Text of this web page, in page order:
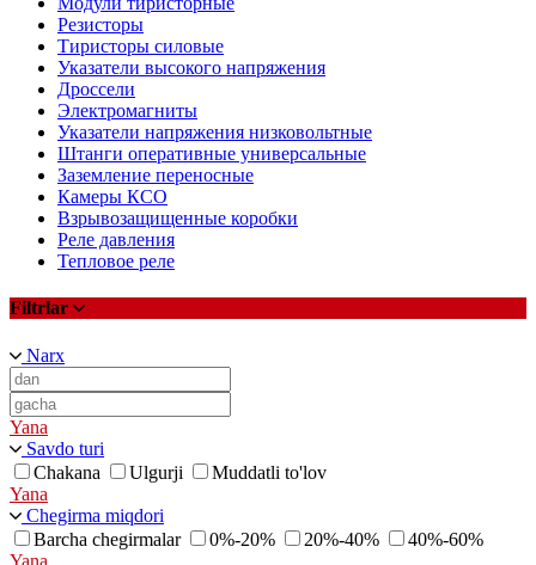
Резисторы
Тиристоры силовые
Указатели высокого напряжения
Дроссели
Электромагниты
Указатели напряжения низковольтные
Штанги оперативные универсальные
Заземление переносные
Камеры КСО
Взрывозащищенные коробки
Реле давления
Тепловое реле
Filtrlar
Narx
Yana
Savdo turi
Chakana
Ulgurji
Muddatli to'lov
Yana
Chegirma miqdori
Barcha chegirmalar
0%-20% 20%-40%
40%-60%
Yana